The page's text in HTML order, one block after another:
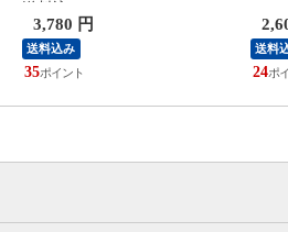
3,780 円
送料込み
35
送料
24